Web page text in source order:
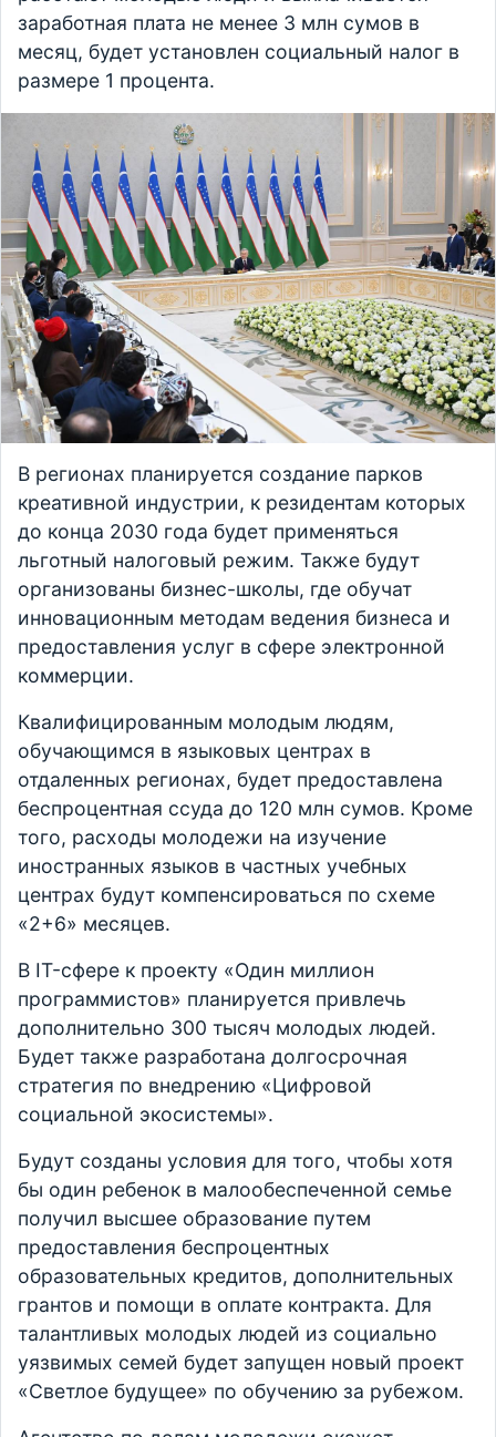
заработная плата не менее 3 млн сумов в
месяц, будет установлен социальный налог в
размере 1 процента.
В регионах планируется создание парков
креативной индустрии, к резидентам которых
до конца 2030 года будет применяться
льготный налоговый режим. Также будут
организованы бизнес-школы, где обучат
инновационным методам ведения бизнеса и
предоставления услуг в сфере электронной
коммерции.
Квалифицированным молодым людям,
обучающимся в языковых центрах в
отдаленных регионах, будет предоставлена
беспроцентная ссуда до 120 млн сумов. Кроме
того, расходы молодежи на изучение
иностранных языков в частных учебных
центрах будут компенсироваться по схеме
«2+6» месяцев.
В IT-сфере к проекту «Один миллион
программистов» планируется привлечь
дополнительно 300 тысяч молодых людей.
Будет также разработана долгосрочная
стратегия по внедрению «Цифровой
социальной экосистемы».
Будут созданы условия для того, чтобы хотя
бы один ребенок в малообеспеченной семье
получил высшее образование путем
предоставления беспроцентных
образовательных кредитов, дополнительных
грантов и помощи в оплате контракта. Для
талантливых молодых людей из социально
уязвимых семей будет запущен новый проект
«Светлое будущее» по обучению за рубежом.